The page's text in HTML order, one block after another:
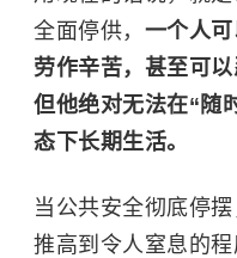
全面停供， 一个人
劳作辛苦，甚至可以
但他绝对无法在“随
态下长期生活。
当公共安全彻底停
推高到令人窒息的